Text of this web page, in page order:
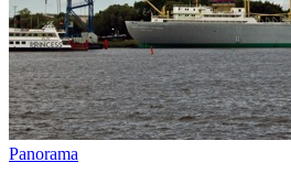
Panorama